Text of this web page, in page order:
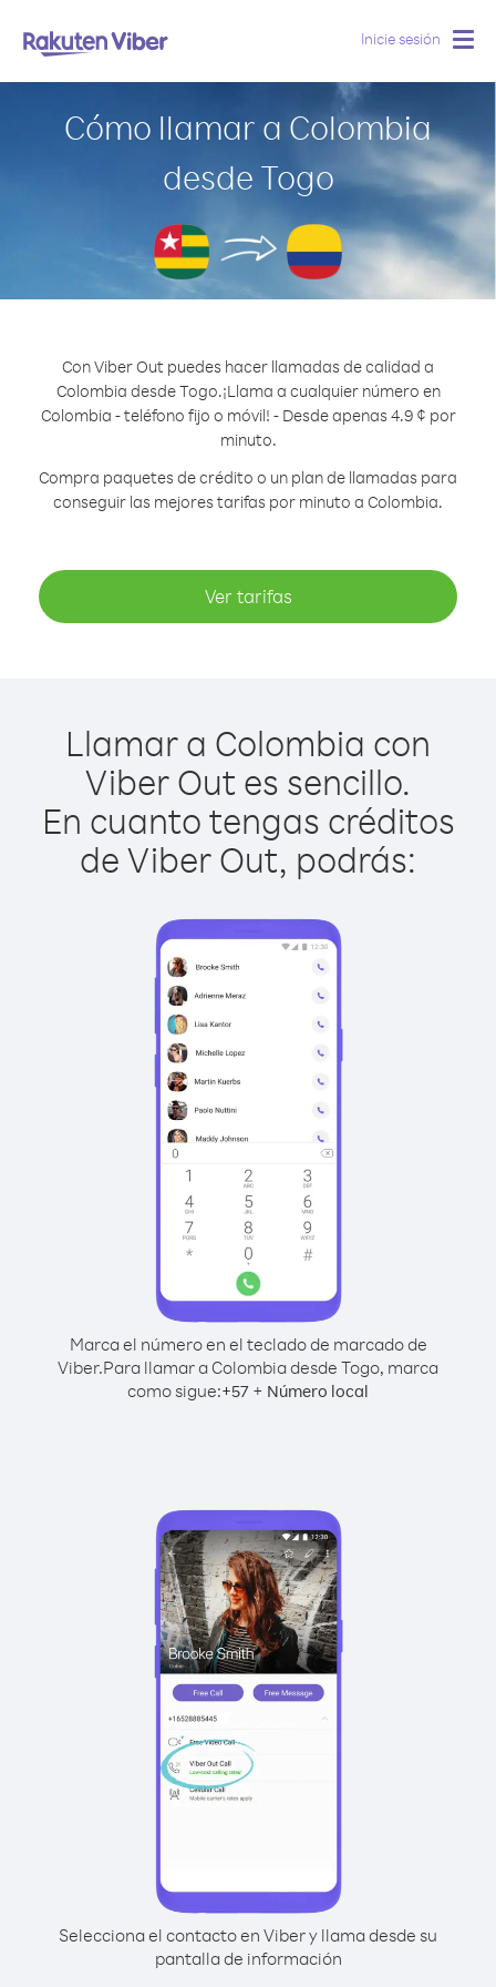
Inicie sesión
Cómo llamar a Colombia
desde Togo
Con Viber Out puedes hacer llamadas de calidad a
Colombia desde Togo.¡Llama a cualquier número en
Colombia - teléfono fijo o móvil! - Desde apenas 4.9 ¢ por
minuto.
Compra paquetes de crédito o un plan de llamadas para
conseguir las mejores tarifas por minuto a Colombia.
Ver tarifas
Llamar a Colombia con
Viber Out es sencillo.
En cuanto tengas créditos
de Viber Out, podrás:
Marca el número en el teclado de marcado de
Viber.Para llamar a Colombia desde Togo, marca
como sigue:+57 + Número local
Selecciona el contacto en Viber y llama desde su
pantalla de información